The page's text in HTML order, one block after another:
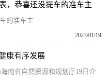
，恭喜还没提车的准车主
的准车主
2023/01/19
康有序发展
南省自然资源和规划厅19日介